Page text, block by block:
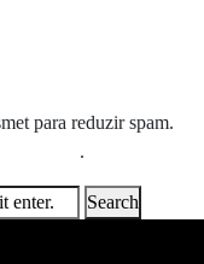
para reduzir spam.
.
Search